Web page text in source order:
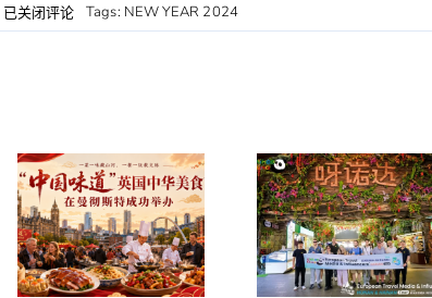
在
泽
已关闭评论 Tags: NEW YEAR 2024